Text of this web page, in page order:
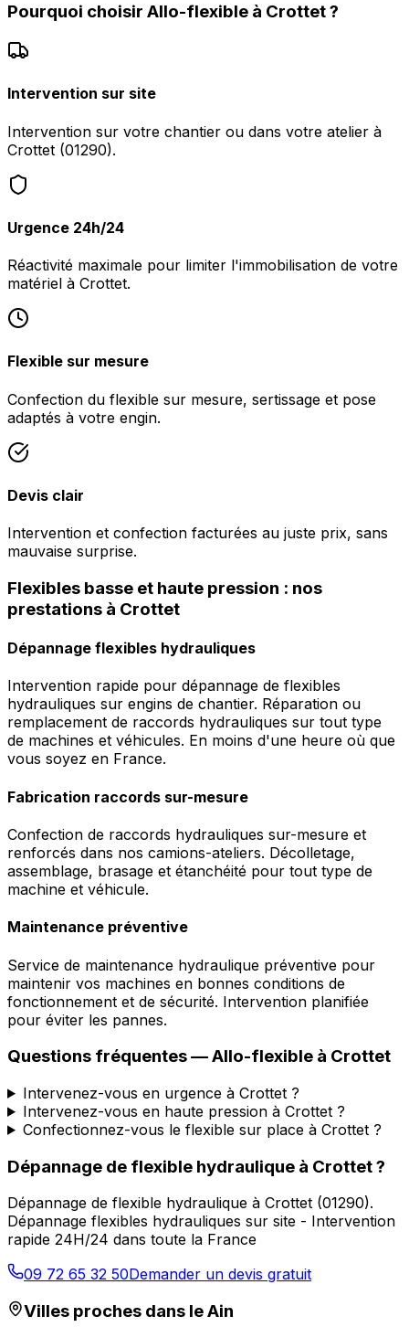
Pourquoi choisir Allo-flexible à Crottet?
Intervention sur site
Intervention sur votre chantier ou dans votre atelier à
Crottet (01290).
Urgence 24h/24
Réactivité maximale pour limiter l'immobilisation de votre
matériel à Crottet.
Flexible sur mesure
Confection du flexible sur mesure, sertissage et pose
adaptés à votre engin.
Devis clair
Intervention et confection facturées au juste prix, sans
mauvaise surprise.
Flexibles basse et haute pression : nos
prestations à Crottet
Dépannage flexibles hydrauliques
Intervention rapide pour dépannage de flexibles
hydrauliques sur engins de chantier. Réparation ou
remplacement de raccords hydrauliques sur tout type
de machines et véhicules. En moins d'une heure où que
vous soyez en France.
Fabrication raccords sur-mesure
Confection de raccords hydrauliques sur-mesure et
renforcés dans nos camions-ateliers. Décolletage,
assemblage, brasage et étanchéité pour tout type de
machine et véhicule.
Maintenance préventive
Service de maintenance hydraulique préventive pour
maintenir vos machines en bonnes conditions de
fonctionnement et de sécurité. Intervention planifiée
pour éviter les pannes.
Questions fréquentes —Allo-flexible à Crottet
Intervenez-vous en urgence à Crottet ?
Intervenez-vous en haute pression à Crottet ?
Confectionnez-vous le flexible sur place à Crottet ?
Dépannage de flexible hydraulique à Crottet?
Dépannage de flexible hydraulique à Crottet (01290).
Dépannage flexibles hydrauliques sur site - Intervention
rapide 24H/24 dans toute la France
09 72 65 32 50Demander un devis gratuit
Villes proches dans leAin